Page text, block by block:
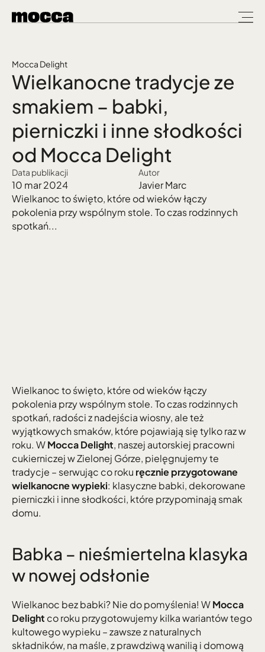
Mocca Delight
Wielkanocne tradycje ze
smakiem – babki,
pierniczki i inne słodkości
od Mocca Delight
Data publikacji
10 mar 2024
Autor
Javier Marc
Wielkanoc to święto, które od wieków łączy
pokolenia przy wspólnym stole. To czas rodzinnych
spotkań...
Wielkanoc to święto, które od wieków łączy
pokolenia przy wspólnym stole. To czas rodzinnych
spotkań, radości z nadejścia wiosny, ale też
wyjątkowych smaków, które pojawiają się tylko raz w
roku. W Mocca Delight, naszej autorskiej pracowni
cukierniczej w Zielonej Górze, pielęgnujemy te
tradycje – serwując co roku ręcznie przygotowane
wielkanocne wypieki: klasyczne babki, dekorowane
pierniczki i inne słodkości, które przypominają smak
domu.
Babka – nieśmiertelna klasyka
w nowej odsłonie
Wielkanoc bez babki? Nie do pomyślenia! W Mocca
Delight co roku przygotowujemy kilka wariantów tego
kultowego wypieku – zawsze z naturalnych
składników, na maśle, z prawdziwą wanilią i domową